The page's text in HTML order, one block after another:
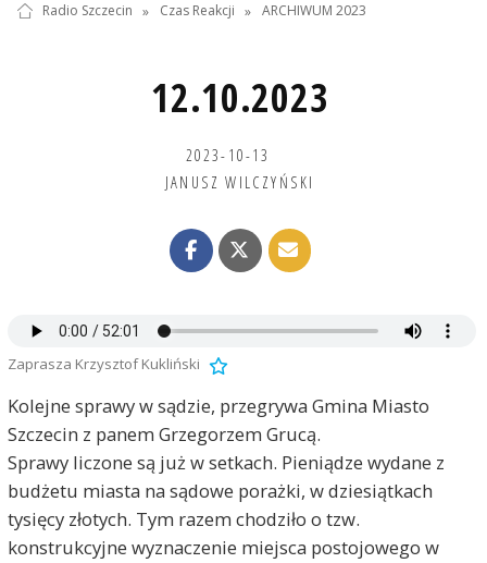
Radio Szczecin » Czas Reakcji » ARCHIWUM 2023
12.10.2023
2023-10-13
JANUSZ WILCZYŃSKI
Zaprasza Krzysztof Kukliński
Kolejne sprawy w sądzie, przegrywa Gmina Miasto
Szczecin z panem Grzegorzem Grucą.
Sprawy liczone są już w setkach. Pieniądze wydane z
budżetu miasta na sądowe porażki, w dziesiątkach
tysięcy złotych. Tym razem chodziło o tzw.
konstrukcyjne wyznaczenie miejsca postojowego w